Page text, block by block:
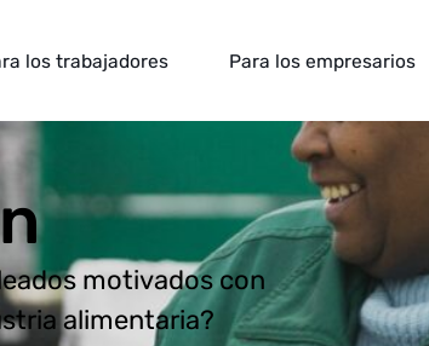
los trabajadores Para los empresarios
motivados con
alimentaria?